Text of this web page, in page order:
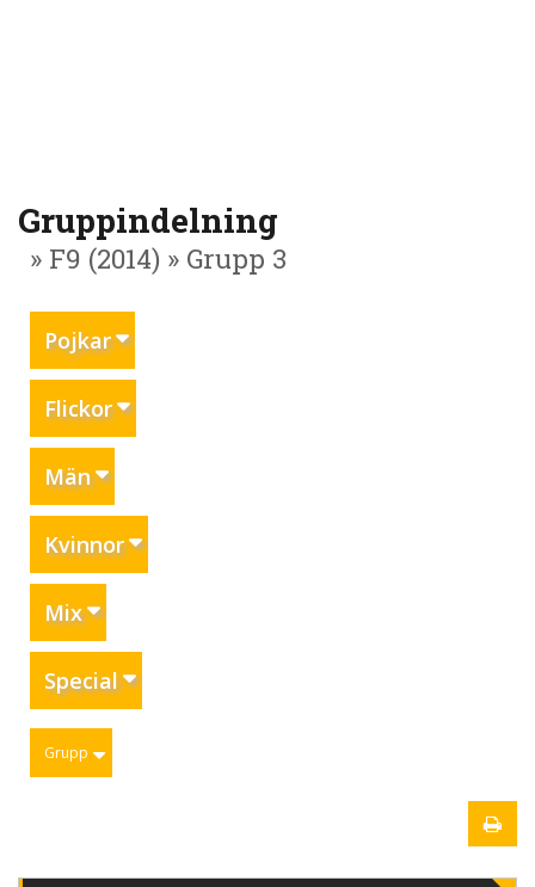
Gruppindelning
» F9 (2014) » Grupp 3
Pojkar
Flickor
Män
Kvinnor
Mix
Special
Grupp